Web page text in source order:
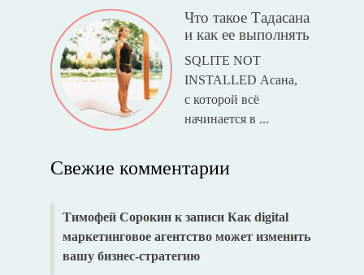
Что такое Тадасана
и как ее выполнять
SQLITE NOT
INSTALLED Асана,
с которой всё
начинается в ...
Свежие комментарии
Тимофей Сорокинк записи Как digital
маркетинговое агентство может изменить
вашу бизнес-стратегию